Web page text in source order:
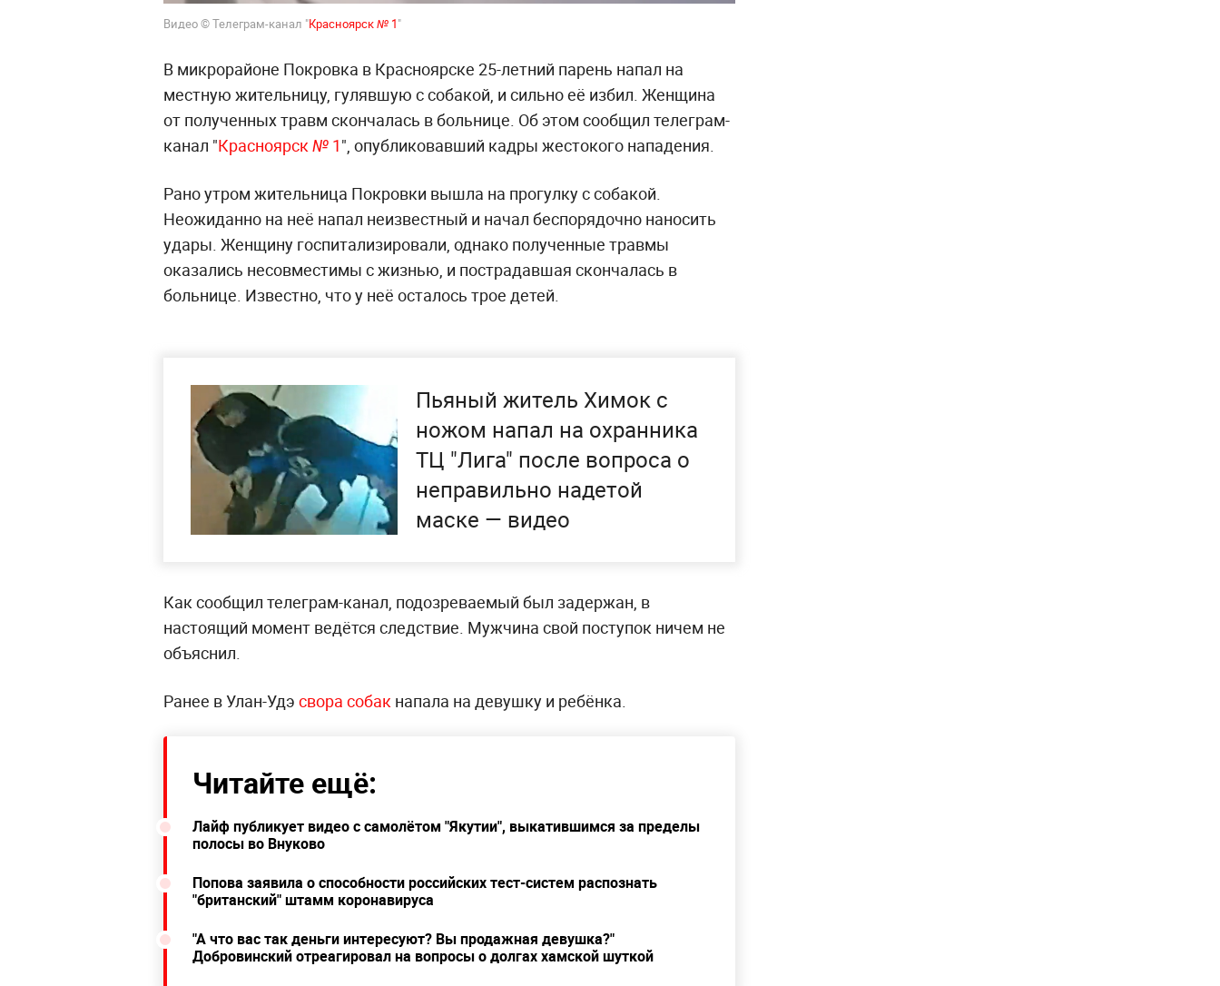
Видео © Телеграм-канал "Красноярск № 1"
В микрорайоне Покровка в Красноярске 25-летний парень напал на
местную жительницу, гулявшую с собакой, и сильно её избил. Женщина
от полученных травм скончалась в больнице. Об этом сообщил телеграм-
канал "Красноярск № 1", опубликовавший кадры жестокого нападения.
Рано утром жительница Покровки вышла на прогулку с собакой.
Неожиданно на неё напал неизвестный и начал беспорядочно наносить
удары. Женщину госпитализировали, однако полученные травмы
оказались несовместимы с жизнью, и пострадавшая скончалась в
больнице. Известно, что у неё осталось трое детей.
Пьяный житель Химок с
ножом напал на охранника
ТЦ "Лига" после вопроса о
неправильно надетой
маске — видео
Как сообщил телеграм-канал, подозреваемый был задержан, в
настоящий момент ведётся следствие. Мужчина свой поступок ничем не
объяснил.
Ранее в Улан-Удэ свора собак напала на девушку и ребёнка.
Читайте ещё:
Лайф публикует видео с самолётом "Якутии", выкатившимся за пределы
полосы во Внуково
Попова заявила о способности российских тест-систем распознать
"британский" штамм коронавируса
"А что вас так деньги интересуют? Вы продажная девушка?"
Добровинский отреагировал на вопросы о долгах хамской шуткой